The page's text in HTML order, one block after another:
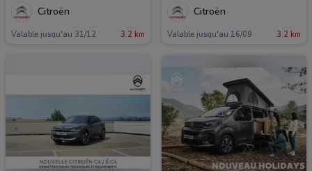
Citroën
Valable jusqu'au 31/12 3.2 km
Citroën
Valable jusqu'au 16/09 3.2 km